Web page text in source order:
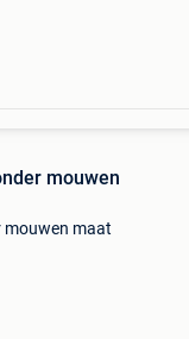
mouwen
mouwen maat